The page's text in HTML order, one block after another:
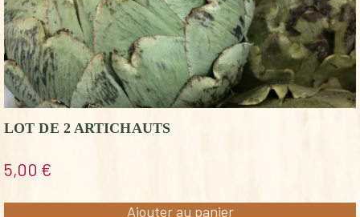
LOT DE 2 ARTICHAUTS
5,00 €
Ajouter au panier